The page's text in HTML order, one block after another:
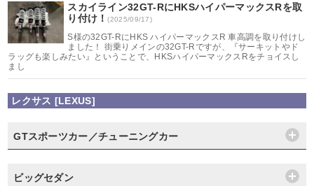
スカイライン32GT-RにHKSハイパーマックスRを取
り付け！(2025/09/17)
S様の32GT-RにHKS ハイパーマックスR 車高調を取り付けし
ました！ 街乗りメインの32GT-Rですが、『サーキットやド
ラッグも楽しみたい』ということで、HKSハイパーマックスRをチョイスし
まし
レクサス [LEXUS]
GTスポーツカー／チューニングカー
ビッグセダン